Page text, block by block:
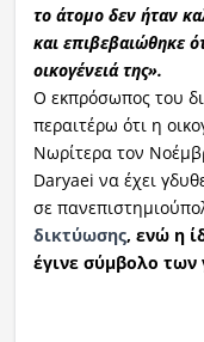
το άτομο δεν ήταν
και επιβεβαιώθηκε
οικογένειά της».
Ο εκπρόσωπος του
περαιτέρω ότι η
Νωρίτερα τον
Daryaei να έχει
σε
δικτύωσης, ενώ η
έγινε σύμβολο των